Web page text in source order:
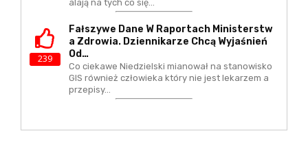
alają na tych co się…
239
Fałszywe Dane W Raportach Ministerstw
A Zdrowia. Dziennikarze Chcą Wyjaśnień
Od…
Co ciekawe Niedzielski mianował na stanowisko
GIS również człowieka który nie jest lekarzem a
przepisy…